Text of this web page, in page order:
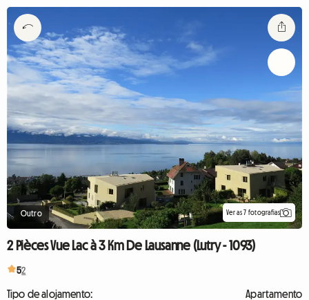
Outro Ver as 7 fotografias
2 Pièces Vue Lac à 3 Km De Lausanne (Lutry - 1093)
52
Tipo de alojamento:
Apartamento